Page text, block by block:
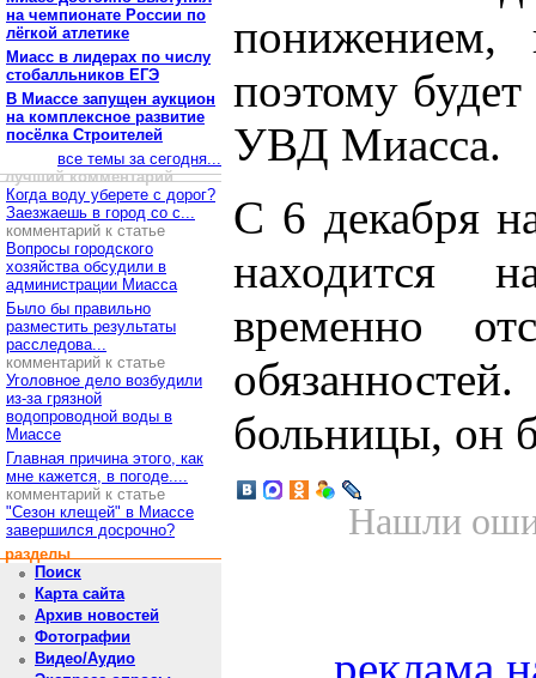
на чемпионате России по
лёгкой атлетике
Миасс в лидерах по числу
стобалльников ЕГЭ
В Миассе запущен аукцион
на комплексное развитие
посёлка Строителей
все темы за сегодня...
лучший комментарий
Когда воду уберете с дорог?
Заезжаешь в город со с...
комментарий к статье
Вопросы городского
хозяйства обсудили в
администрации Миасса
Было бы правильно
разместить результаты
расследова...
комментарий к статье
Уголовное дело возбудили
из-за грязной
водопроводной воды в
Миассе
Главная причина этого, как
мне кажется, в погоде....
комментарий к статье
"Сезон клещей" в Миассе
завершился досрочно?
разделы
Поиск
Карта сайта
Архив новостей
Фотографии
Видео/Аудио
понижением,
поэтому
УВД Миасса.
С 6 декабря
находится
временно
больницы, он
Нашли